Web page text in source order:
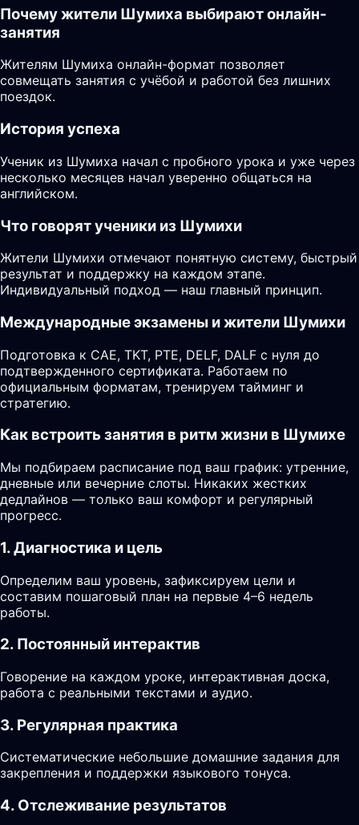
Почему жители Шумиха выбирают онлайн-
занятия
Жителям Шумиха онлайн-формат позволяет
совмещать занятия с учёбой и работой без лишних
поездок.
История успеха
Ученик из Шумиха начал с пробного урока и уже через
несколько месяцев начал уверенно общаться на
английском.
Что говорят ученики из Шумихи
Жители Шумихи отмечают понятную систему, быстрый
результат и поддержку на каждом этапе.
Индивидуальный подход — наш главный принцип.
Международные экзамены и жители Шумихи
Подготовка к CAE, TKT, PTE, DELF, DALF с нуля до
подтвержденного сертификата. Работаем по
официальным форматам, тренируем тайминг и
стратегию.
Как встроить занятия в ритм жизни в Шумихе
Мы подбираем расписание под ваш график: утренние,
дневные или вечерние слоты. Никаких жестких
дедлайнов — только ваш комфорт и регулярный
прогресс.
1. Диагностика и цель
Определим ваш уровень, зафиксируем цели и
составим пошаговый план на первые 4–6 недель
работы.
2. Постоянный интерактив
Говорение на каждом уроке, интерактивная доска,
работа с реальными текстами и аудио.
3. Регулярная практика
Систематические небольшие домашние задания для
закрепления и поддержки языкового тонуса.
4. Отслеживание результатов